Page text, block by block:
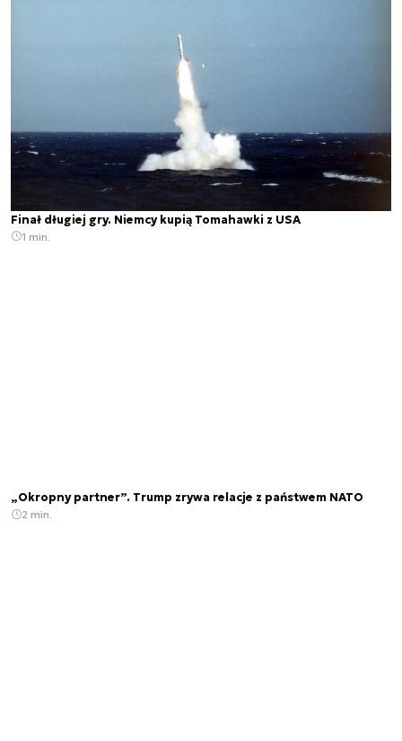
Finał długiej gry. Niemcy kupią Tomahawki z USA
1 min.
„Okropny partner”. Trump zrywa relacje z państwem NATO
2 min.